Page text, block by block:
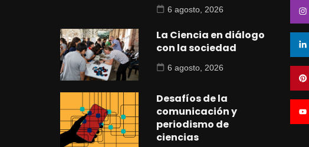
6 agosto, 2026
La Ciencia en diálogo
con la sociedad
6 agosto, 2026
Desafíos de la
comunicación y
periodismo de
ciencias